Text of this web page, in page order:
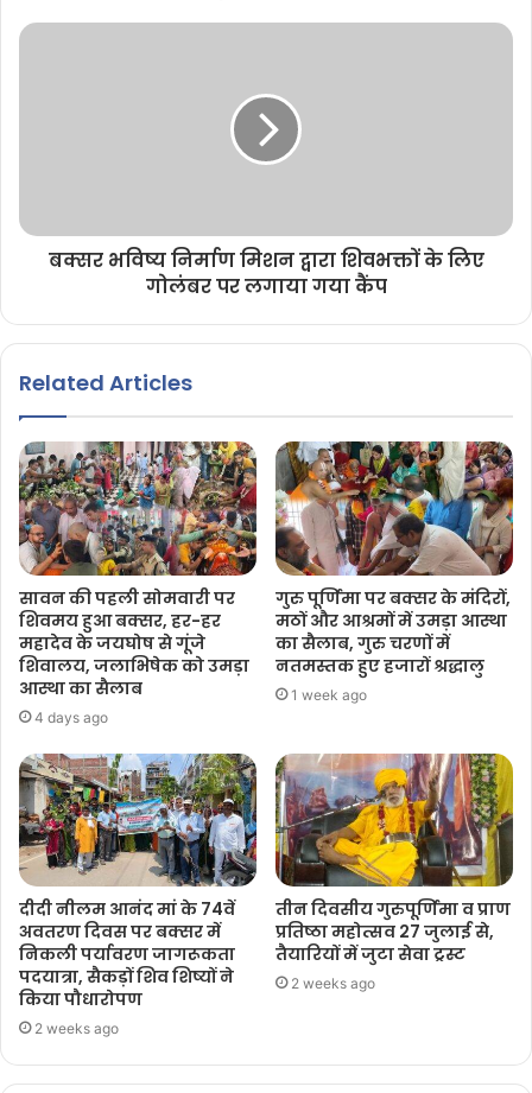
बक्सर भविष्य निर्माण मिशन द्वारा शिवभक्तों के लिए
गोलंबर पर लगाया गया कैंप
Related Articles
सावन की पहली सोमवारी पर
शिवमय हुआ बक्सर, हर-हर
महादेव के जयघोष से गूंजे
शिवालय, जलाभिषेक को उमड़ा
आस्था का सैलाब
4 days ago
गुरु पूर्णिमा पर बक्सर के मंदिरों,
मठों और आश्रमों में उमड़ा आस्था
का सैलाब, गुरु चरणों में
नतमस्तक हुए हजारों श्रद्धालु
1 week ago
दीदी नीलम आनंद मां के 74वें
अवतरण दिवस पर बक्सर में
निकली पर्यावरण जागरूकता
पदयात्रा, सैकड़ों शिव शिष्यों ने
किया पौधारोपण
2 weeks ago
तीन दिवसीय गुरुपूर्णिमा व प्राण
प्रतिष्ठा महोत्सव 27 जुलाई से,
तैयारियों में जुटा सेवा ट्रस्ट
2 weeks ago